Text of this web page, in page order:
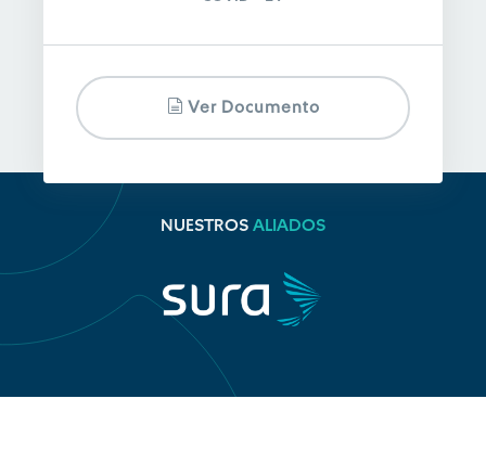
Ver Documento
NUESTROS ALIADOS